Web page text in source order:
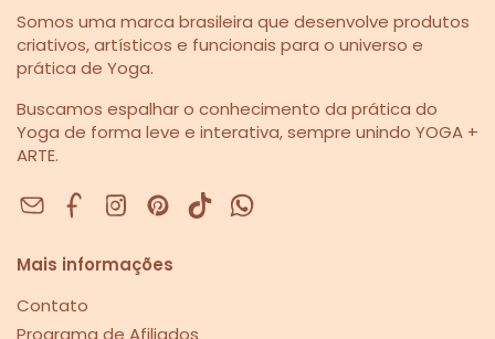
Somos uma marca brasileira que desenvolve produtos
criativos, artísticos e funcionais para o universo e
prática de Yoga.
Buscamos espalhar o conhecimento da prática do
Yoga de forma leve e interativa, sempre unindo YOGA +
ARTE.
Facebook
Instagram
Pinterest
Mais informações
Contato